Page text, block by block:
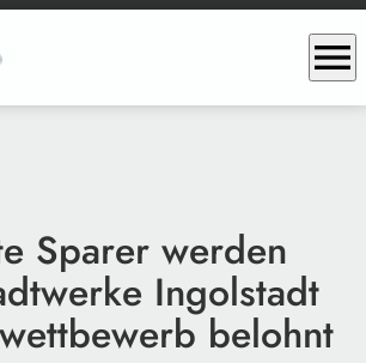
menu
Sparer werden
Ingolstadt
belohnt